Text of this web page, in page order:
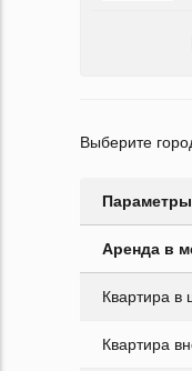
Выберите
Параметры
Аренда в
Квартира в
Квартира